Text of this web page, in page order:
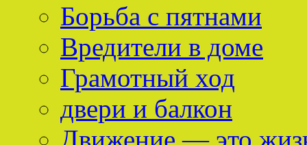
Борьба с пятнами
Вредители в доме
Грамотный ход
двери и балкон